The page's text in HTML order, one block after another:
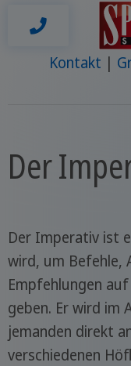
Kontakt
Der
Der Imperativ ist
wird, um Befehle,
Empfehlungen
geben. Er wird im
jemanden direkt
verschiedenen